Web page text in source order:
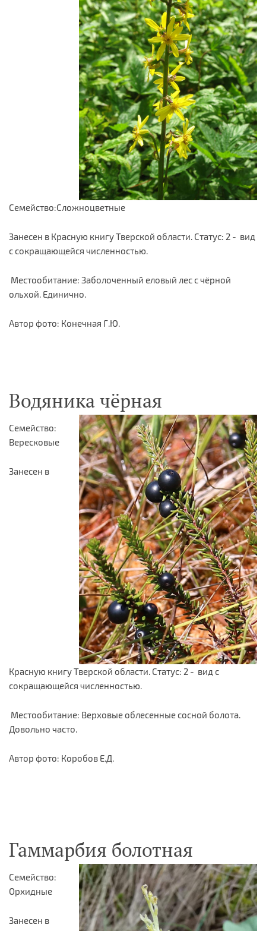
Семейство:Сложноцветные
Занесен в Красную книгу Тверской области. Статус: 2 - вид
с сокращающейся численностью.
Местообитание: Заболоченный еловый лес с чёрной
ольхой. Единично.
Автор фото: Конечная Г.Ю.
Водяника чёрная
Семейство:
Вересковые
Занесен в
Красную книгу Тверской области. Статус: 2 - вид с
сокращающейся численностью.
Местообитание: Верховые облесенные сосной болота.
Довольно часто.
Автор фото: Коробов Е.Д.
Гаммарбия болотная
Семейство:
Орхидные
Занесен в